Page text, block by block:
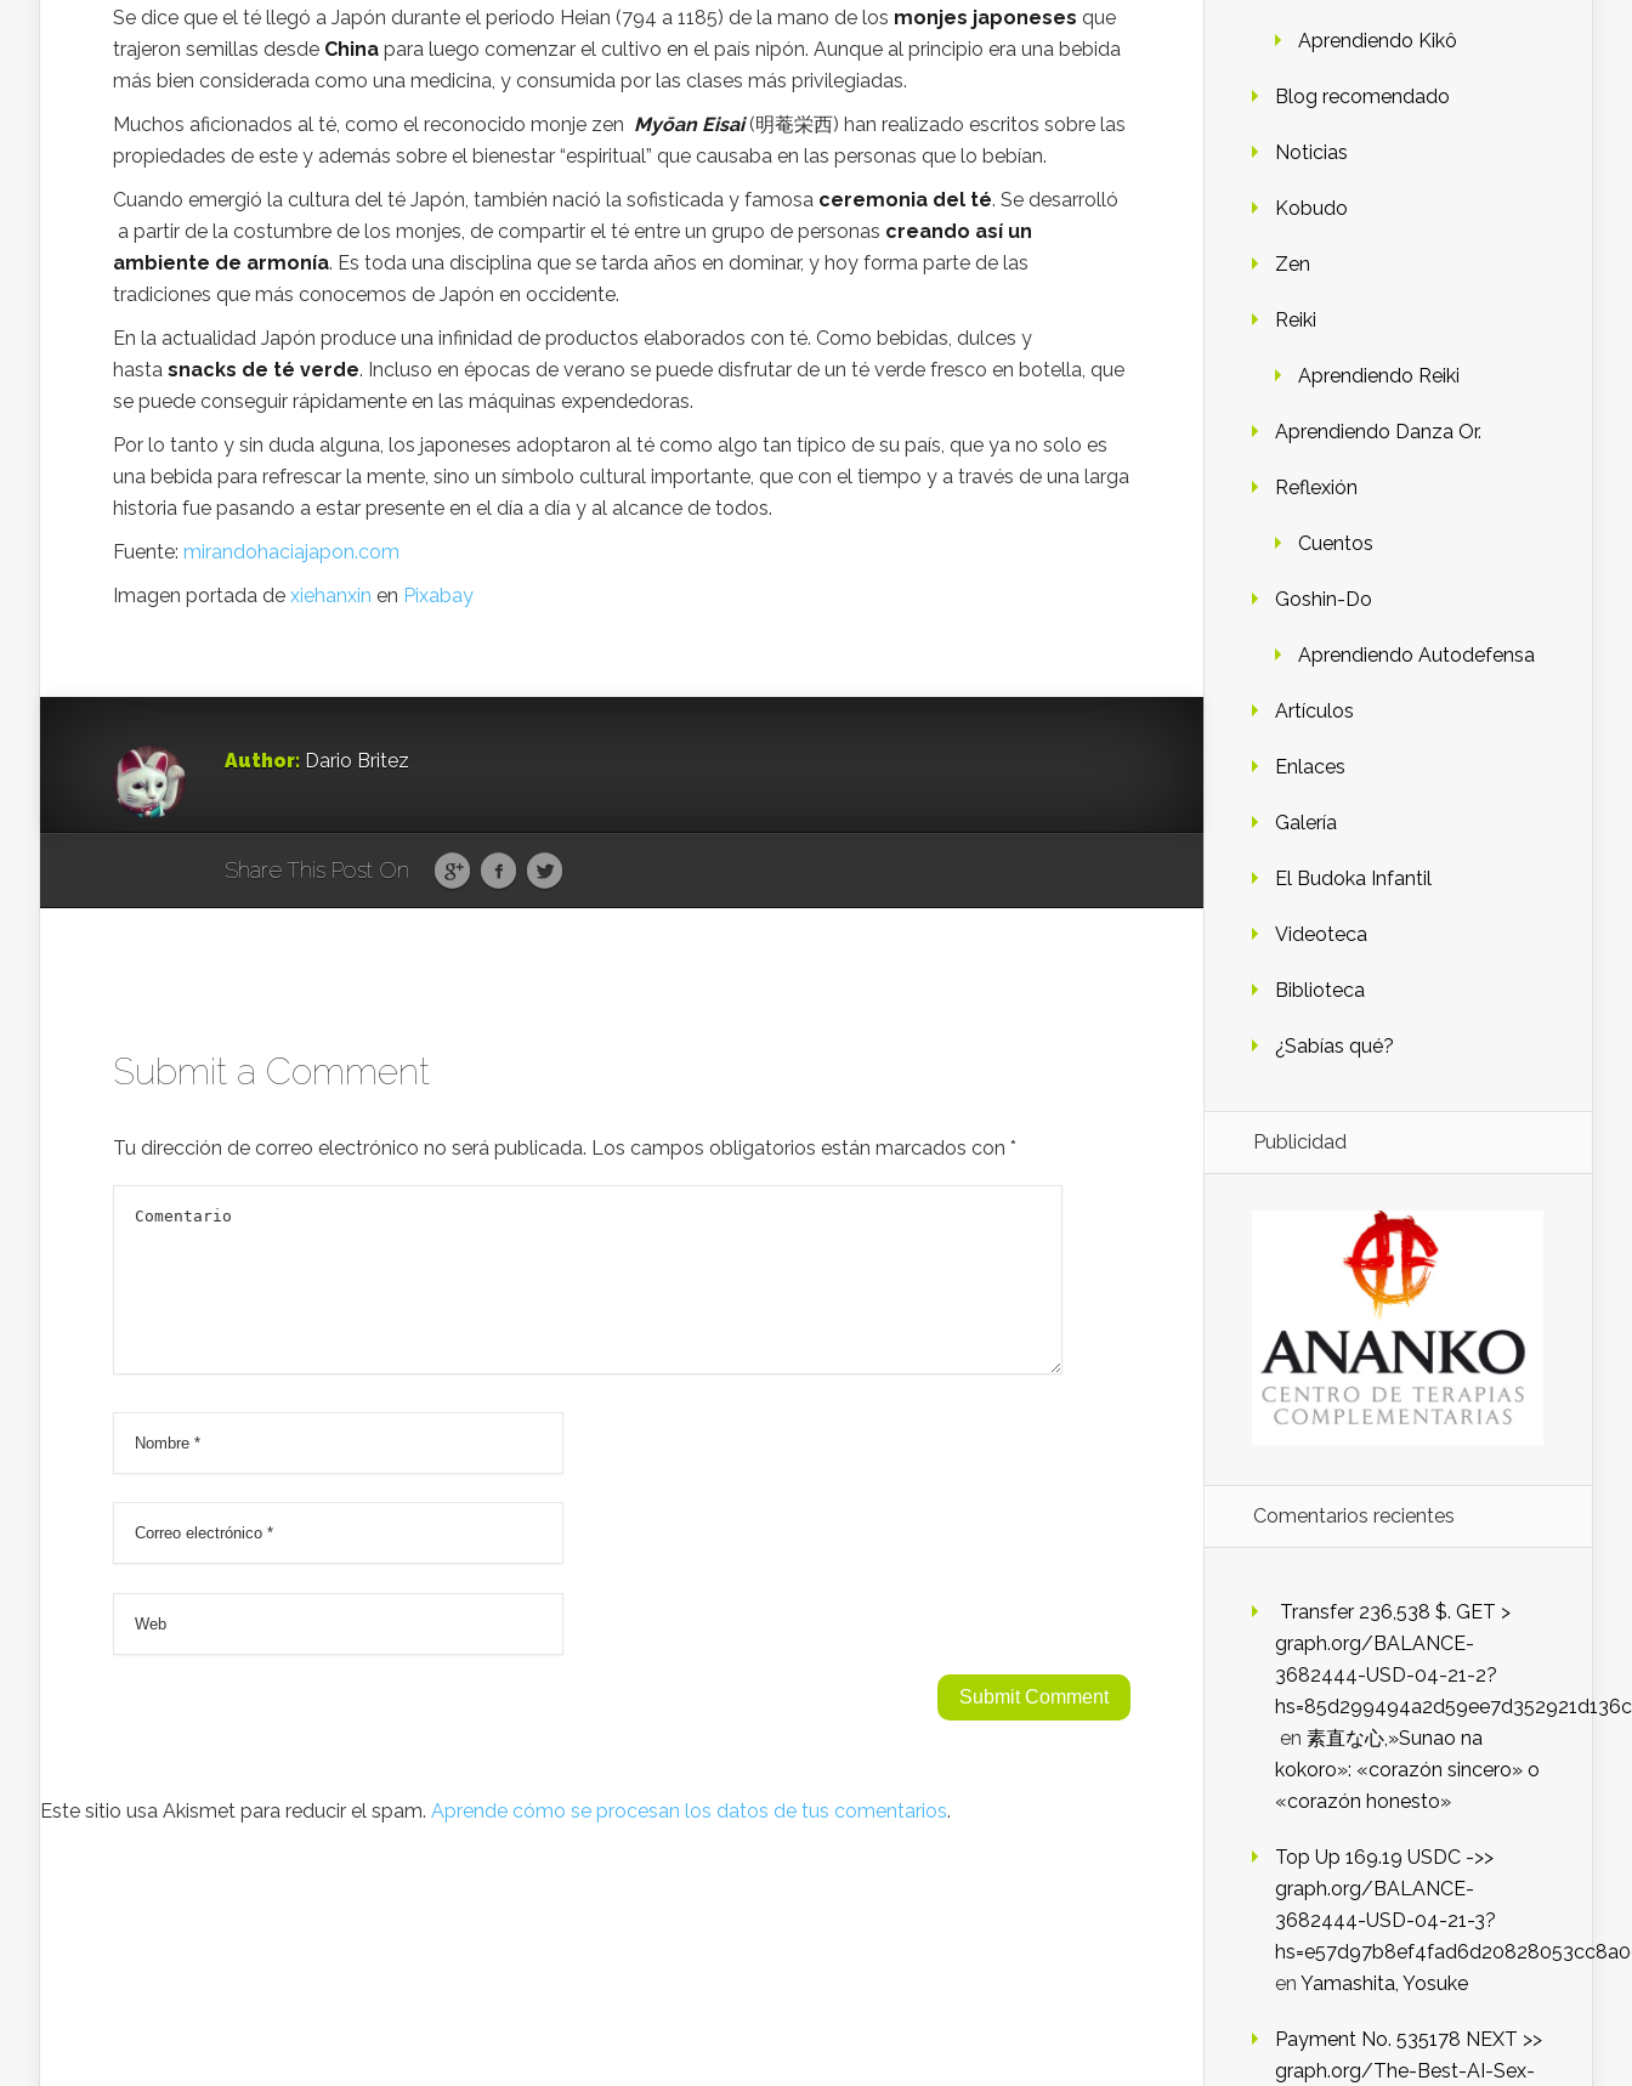
Se dice que el té llegó a Japón durante el periodo Heian (794 a 1185) de la mano de los monjes japoneses que
trajeron semillas desde China para luego comenzar el cultivo en el país nipón. Aunque al principio era una bebida
más bien considerada como una medicina, y consumida por las clases más privilegiadas.
Muchos aficionados al té, como el reconocido monje zen Myōan Eisai(明菴栄西) han realizado escritos sobre las
propiedades de este y además sobre el bienestar “espiritual” que causaba en las personas que lo bebían.
Cuando emergió la cultura del té Japón, también nació la sofisticada y famosa ceremonia del té. Se desarrolló
a partir de la costumbre de los monjes, de compartir el té entre un grupo de personas creando así un
ambiente de armonía. Es toda una disciplina que se tarda años en dominar, y hoy forma parte de las
tradiciones que más conocemos de Japón en occidente.
En la actualidad Japón produce una infinidad de productos elaborados con té. Como bebidas, dulces y
hasta snacks de té verde. Incluso en épocas de verano se puede disfrutar de un té verde fresco en botella, que
se puede conseguir rápidamente en las máquinas expendedoras.
Por lo tanto y sin duda alguna, los japoneses adoptaron al té como algo tan típico de su país, que ya no solo es
una bebida para refrescar la mente, sino un símbolo cultural importante, que con el tiempo y a través de una larga
historia fue pasando a estar presente en el día a día y al alcance de todos.
Fuente: mirandohaciajapon.com
Imagen portada de xiehanxin en Pixabay
Author: Dario Britez
Share This Post On
Submit a Comment
Tu dirección de correo electrónico no será publicada. Los campos obligatorios están marcados con *
Este sitio usa Akismet para reducir el spam. Aprende cómo se procesan los datos de tus comentarios.
Aprendiendo Kikô
Blog recomendado
Noticias
Kobudo
Zen
Reiki
Aprendiendo Reiki
Aprendiendo Danza Or.
Reflexión
Cuentos
Goshin-Do
Aprendiendo Autodefensa
Artículos
Enlaces
Galería
El Budoka Infantil
Videoteca
Biblioteca
¿Sabías qué?
Publicidad
Comentarios recientes
️ Transfer 236,538 $. GET >
graph.org/BALANCE-
3682444-USD-04-21-2?
en 素直な心,»Sunao na
kokoro»: «corazón sincero» o
«corazón honesto»
Top Up 169.19 USDC ->>
graph.org/BALANCE-
3682444-USD-04-21-3?
en Yamashita, Yosuke
Payment No. 535178 NEXT >>
graph.org/The-Best-AI-Sex-